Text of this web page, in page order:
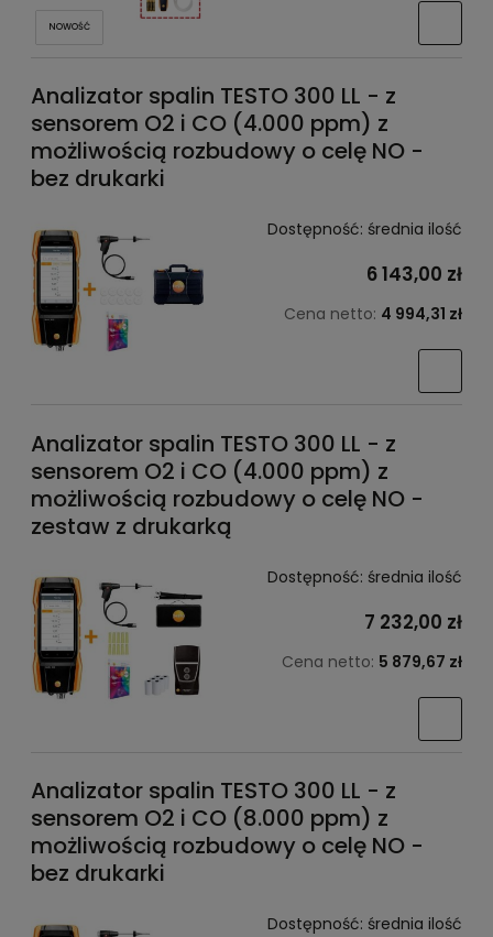
NOWOŚĆ
Analizator spalin TESTO 300 LL - z
sensorem O2 i CO (4.000 ppm) z
możliwością rozbudowy o celę NO -
bez drukarki
Dostępność: średnia ilość
6 143,00 zł
Cena netto: 4 994,31 zł
Analizator spalin TESTO 300 LL - z
sensorem O2 i CO (4.000 ppm) z
możliwością rozbudowy o celę NO -
zestaw z drukarką
Dostępność: średnia ilość
7 232,00 zł
Cena netto: 5 879,67 zł
Analizator spalin TESTO 300 LL - z
sensorem O2 i CO (8.000 ppm) z
możliwością rozbudowy o celę NO -
bez drukarki
Dostępność: średnia ilość